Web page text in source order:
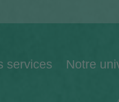
services Notre